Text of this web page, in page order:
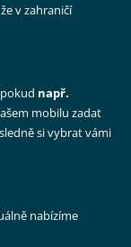
v zahraničí
např.
mobilu zadat
si vybrat vámi
nabízíme